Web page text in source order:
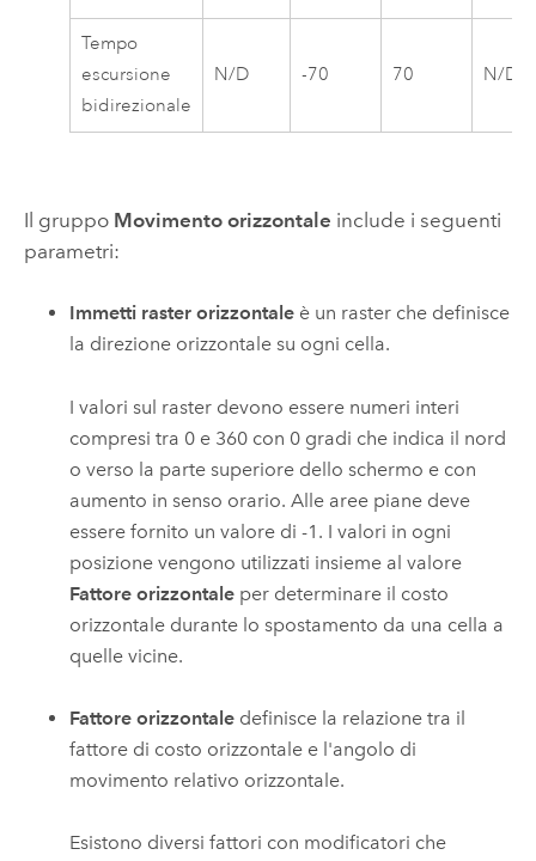
Tempo
escursione
bidirezionale
N/D -70 70 N/D
Il gruppo Movimento orizzontale include i seguenti
parametri:
Immetti raster orizzontale è un raster che definisce
la direzione orizzontale su ogni cella.
I valori sul raster devono essere numeri interi
compresi tra 0 e 360 con 0 gradi che indica il nord
o verso la parte superiore dello schermo e con
aumento in senso orario. Alle aree piane deve
essere fornito un valore di -1. I valori in ogni
posizione vengono utilizzati insieme al valore
Fattore orizzontale per determinare il costo
orizzontale durante lo spostamento da una cella a
quelle vicine.
Fattore orizzontale definisce la relazione tra il
fattore di costo orizzontale e l'angolo di
movimento relativo orizzontale.
Esistono diversi fattori con modificatori che